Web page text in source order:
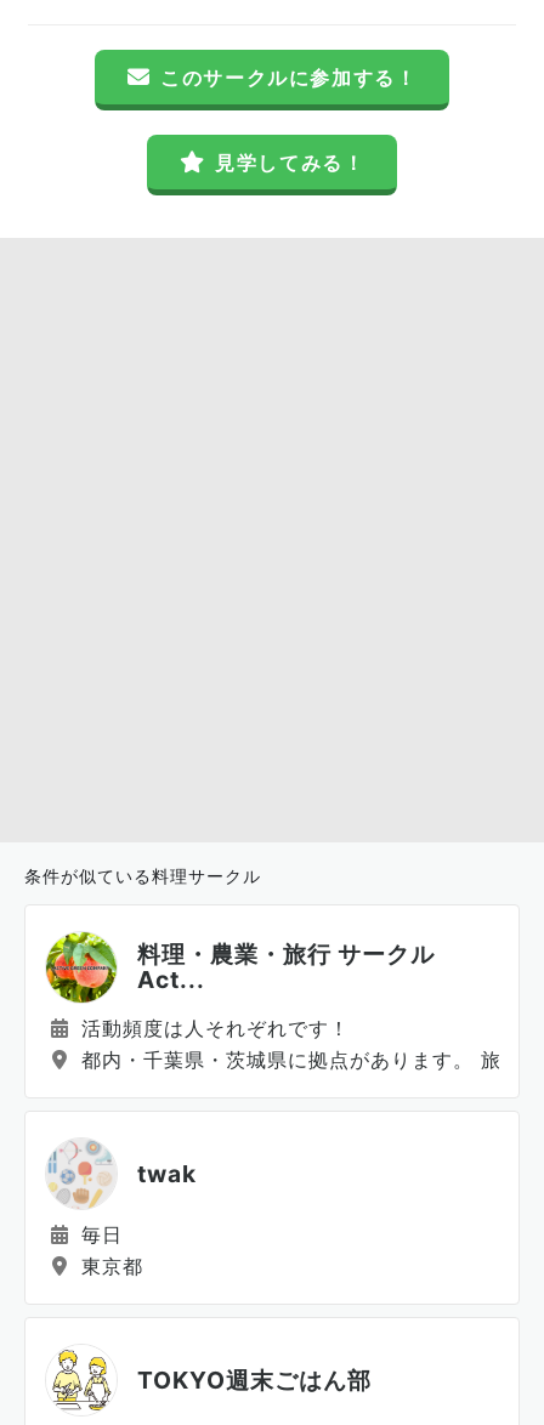
このサークルに参加する！
見学してみる！
条件が似ている料理サークル
料理・農業・旅行 サークル
Act...
活動頻度は人それぞれです！
都内・千葉県・茨城県に拠点があります。 旅行
twak
毎日
東京都
TOKYO週末ごはん部